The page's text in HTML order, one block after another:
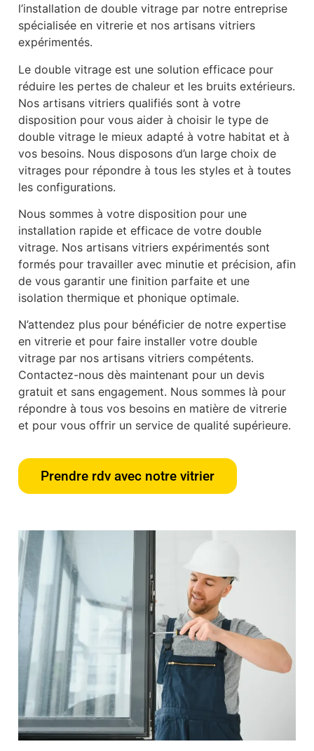
l’installation de double vitrage par notre entreprise
spécialisée en vitrerie et nos artisans vitriers
expérimentés.
Le double vitrage est une solution efficace pour
réduire les pertes de chaleur et les bruits extérieurs.
Nos artisans vitriers qualifiés sont à votre
disposition pour vous aider à choisir le type de
double vitrage le mieux adapté à votre habitat et à
vos besoins. Nous disposons d’un large choix de
vitrages pour répondre à tous les styles et à toutes
les configurations.
Nous sommes à votre disposition pour une
installation rapide et efficace de votre double
vitrage. Nos artisans vitriers expérimentés sont
formés pour travailler avec minutie et précision, afin
de vous garantir une finition parfaite et une
isolation thermique et phonique optimale.
N’attendez plus pour bénéficier de notre expertise
en vitrerie et pour faire installer votre double
vitrage par nos artisans vitriers compétents.
Contactez-nous dès maintenant pour un devis
gratuit et sans engagement. Nous sommes là pour
répondre à tous vos besoins en matière de vitrerie
et pour vous offrir un service de qualité supérieure.
Prendre rdv avec notre vitrier